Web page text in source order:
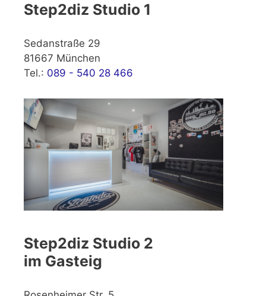
Step2diz Studio 1
Sedanstraße 29
81667 München
Tel.: 089 - 540 28 466
Step2diz Studio 2
im Gasteig